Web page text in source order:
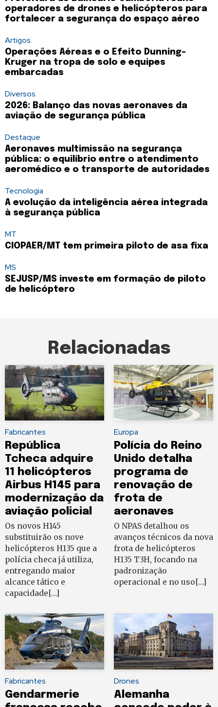
operadores de drones e helicópteros para
fortalecer a segurança do espaço aéreo
Artigos
Operações Aéreas e o Efeito Dunning-
Kruger na tropa de solo e equipes
embarcadas
Diversos
2026: Balanço das novas aeronaves da
aviação de segurança pública
Destaque
Aeronaves multimissão na segurança
pública: o equilíbrio entre o atendimento
aeromédico e o transporte de autoridades
Tecnologia
A evolução da inteligência aérea integrada
à segurança pública
MT
CIOPAER/MT tem primeira piloto de asa fixa
MS
SEJUSP/MS investe em formação de piloto
de helicóptero
Relacionadas
Fabricantes
República
Tcheca adquire
11 helicópteros
Airbus H145 para
modernização da
aviação policial
Os novos H145
substituirão os nove
helicópteros H135 que a
polícia checa já utiliza,
entregando maior
alcance tático e
capacidade[…]
Europa
Polícia do Reino
Unido detalha
programa de
renovação de
frota de
aeronaves
O NPAS detalhou os
avanços técnicos da nova
frota de helicópteros
H135 T3H, focando na
padronização
operacional e no uso[…]
Fabricantes
Gendarmerie
Drones
Alemanha